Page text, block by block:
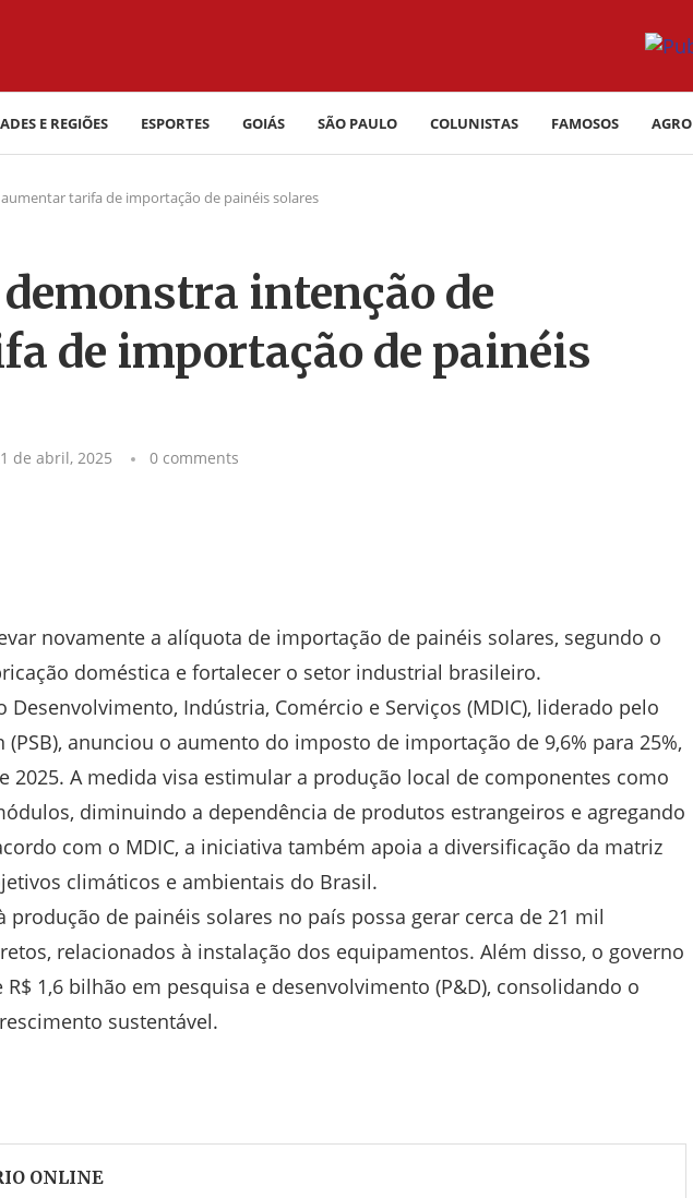
E REGIÕES ESPORTES GOIÁS SÃO PAULO COLUNISTAS FAMOSOS AGRO
tarifa de importação de painéis solares
intenção de
de importação de painéis
de abril, 2025 0 comments
novamente a alíquota de importação de painéis solares, segundo o
doméstica e fortalecer o setor industrial brasileiro.
Indústria, Comércio e Serviços (MDIC), liderado pelo
anunciou o aumento do imposto de importação de 9,6% para 25%,
2025. A medida visa estimular a produção local de componentes como
diminuindo a dependência de produtos estrangeiros e agregando
com o MDIC, a iniciativa também apoia a diversificação da matriz
climáticos e ambientais do Brasil.
de painéis solares no país possa gerar cerca de 21 mil
relacionados à instalação dos equipamentos. Além disso, o governo
1,6 bilhão em pesquisa e desenvolvimento (P&D), consolidando o
sustentável.
ONLINE